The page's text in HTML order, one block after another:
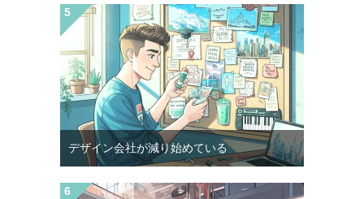
デザイン会社が減り始めている